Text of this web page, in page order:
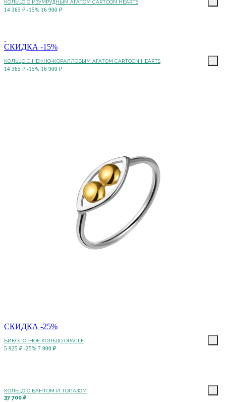
КОЛЬЦО C ИЗУМРУДНЫМ АГАТОМ CARTOON HEARTS
14 365 ₽ -15% 16 900 ₽
СКИДКА -15%
КОЛЬЦО C НЕЖНО-КОРАЛЛОВЫМ АГАТОМ CARTOON HEARTS
14 365 ₽ -15% 16 900 ₽
СКИДКА -25%
БИКОЛОРНОЕ КОЛЬЦО ORACLE
5 925 ₽ -25% 7 900 ₽
КОЛЬЦО С БАНТОМ И ТОПАЗОМ
37 700 ₽